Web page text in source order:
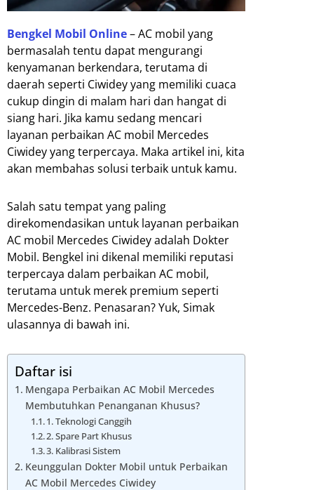
Bengkel Mobil Online– AC mobil yang
bermasalah tentu dapat mengurangi
kenyamanan berkendara, terutama di
daerah seperti Ciwidey yang memiliki cuaca
cukup dingin di malam hari dan hangat di
siang hari. Jika kamu sedang mencari
layanan perbaikan AC mobil Mercedes
Ciwidey yang terpercaya. Maka artikel ini, kita
akan membahas solusi terbaik untuk kamu.
Salah satu tempat yang paling
direkomendasikan untuk layanan perbaikan
AC mobil Mercedes Ciwidey adalah Dokter
Mobil. Bengkel ini dikenal memiliki reputasi
terpercaya dalam perbaikan AC mobil,
terutama untuk merek premium seperti
Mercedes-Benz. Penasaran? Yuk, Simak
ulasannya di bawah ini.
Daftar isi
Mengapa Perbaikan AC Mobil Mercedes
Membutuhkan Penanganan Khusus?
1. Teknologi Canggih
2. Spare Part Khusus
3. Kalibrasi Sistem
Keunggulan Dokter Mobil untuk Perbaikan
AC Mobil Mercedes Ciwidey